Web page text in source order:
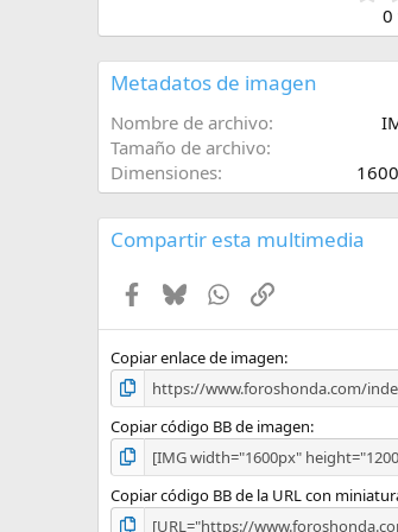
0
Metadatos de imagen
Nombre de archivo
Tamaño de archivo
Dimensiones
Compartir esta multimedia
Facebook
BlueskyWhatsApp
Enlace
Copiar enlace de imagen
Copiar código BB de imagen
Copiar código BB de la URL con